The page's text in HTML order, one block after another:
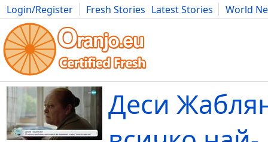
Login/Register Fresh Stories Latest Stories
World
Movies Anime Music Art Cars Advice Science
Деси